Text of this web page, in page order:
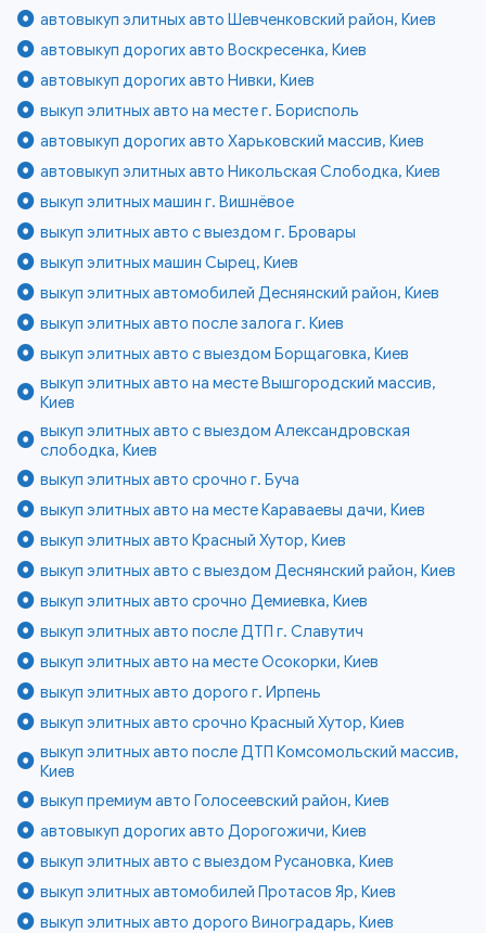
автовыкуп элитных авто Шевченковский район, Киев
автовыкуп дорогих авто Воскресенка, Киев
автовыкуп дорогих авто Нивки, Киев
выкуп элитных авто на месте г. Борисполь
автовыкуп дорогих авто Харьковский массив, Киев
автовыкуп элитных авто Никольская Слободка, Киев
выкуп элитных машин г. Вишнёвое
выкуп элитных авто с выездом г. Бровары
выкуп элитных машин Сырец, Киев
выкуп элитных автомобилей Деснянский район, Киев
выкуп элитных авто после залога г. Киев
выкуп элитных авто с выездом Борщаговка, Киев
выкуп элитных авто на месте Вышгородский массив,
Киев
выкуп элитных авто с выездом Александровская
слободка, Киев
выкуп элитных авто срочно г. Буча
выкуп элитных авто на месте Караваевы дачи, Киев
выкуп элитных авто Красный Хутор, Киев
выкуп элитных авто с выездом Деснянский район, Киев
выкуп элитных авто срочно Демиевка, Киев
выкуп элитных авто после ДТП г. Славутич
выкуп элитных авто на месте Осокорки, Киев
выкуп элитных авто дорого г. Ирпень
выкуп элитных авто срочно Красный Хутор, Киев
выкуп элитных авто после ДТП Комсомольский массив,
Киев
выкуп премиум авто Голосеевский район, Киев
автовыкуп дорогих авто Дорогожичи, Киев
выкуп элитных авто с выездом Русановка, Киев
выкуп элитных автомобилей Протасов Яр, Киев
выкуп элитных авто дорого Виноградарь, Киев